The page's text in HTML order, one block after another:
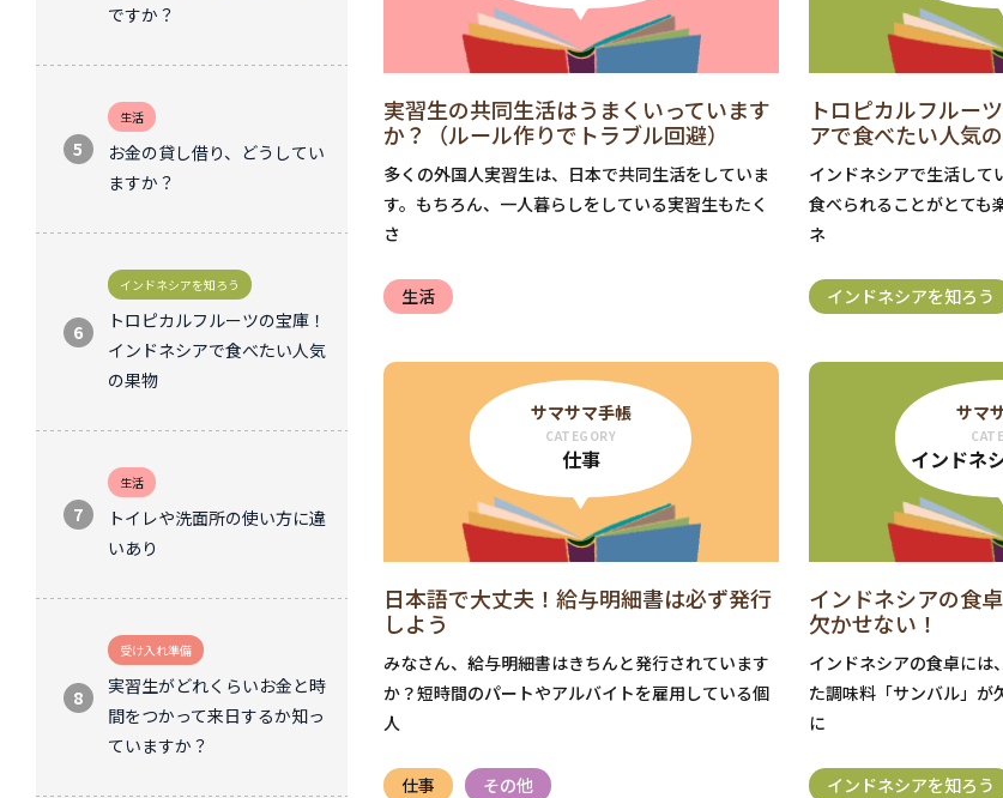
ですか？
生活
お金の貸し借り、どうしてい
ますか？
インドネシアを知ろう
トロピカルフルーツの宝庫！
インドネシアで食べたい人気
の果物
生活
トイレや洗面所の使い方に違
いあり
受け入れ準備
実習生がどれくらいお金と時
間をつかって来日するか知っ
ていますか？
実習生の共同生活はうまくいっています
か？（ルール作りでトラブル回避）
多くの外国人実習生は、日本で共同生活をしていま
す。もちろん、一人暮らしをしている実習生もたく
さ
生活
トロピカルフルー
アで食べたい人気
インドネシアで生活して
食べられることがとても
ネ
インドネシアを知ろう
サマサマ手帳
CATEGORY
仕事
日本語で大丈夫！給与明細書は必ず発行
しよう
みなさん、給与明細書はきちんと発行されています
か？短時間のパートやアルバイトを雇用している個
人
仕事 その他
サマ
インドネ
インドネシアの食
欠かせない！
インドネシアの食卓には
た調味料「サンバル」が
に
インドネシアを知ろう